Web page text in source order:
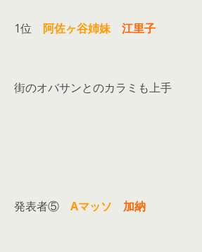
1位 阿佐ヶ谷姉妹 江里子
街のオバサンとのカラミも上手
発表者⑤ Aマッソ 加納